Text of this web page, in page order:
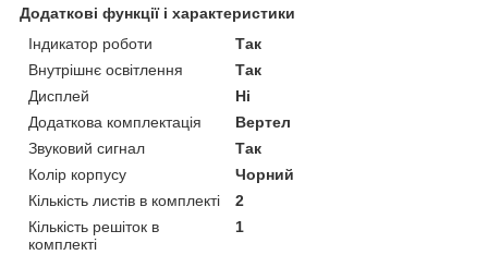
Додаткові функції і характеристики
Індикатор роботи
Так
Внутрішнє освітлення
Так
Дисплей
Ні
Додаткова комплектація
Вертел
Звуковий сигнал
Так
Колір корпусу
Чорний
Кількість листів в комплекті
2
Кількість решіток в
комплекті
1